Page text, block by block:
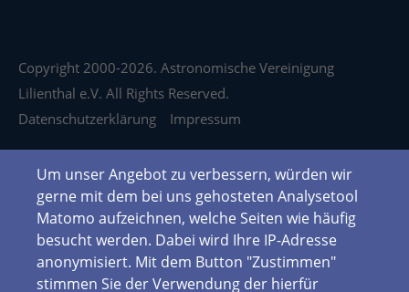
Copyright 2000-2026. Astronomische Vereinigung
Lilienthal e.V. All Rights Reserved.
Datenschutzerklärung
Impressum
Um unser Angebot zu verbessern, würden wir
gerne mit dem bei uns gehosteten Analysetool
Matomo aufzeichnen, welche Seiten wie häufig
besucht werden. Dabei wird Ihre IP-Adresse
anonymisiert. Mit dem Button "Zustimmen"
stimmen Sie der Verwendung der hierfür